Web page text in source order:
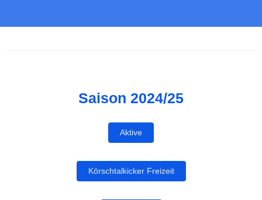
Saison 2024/25
Aktive
Körschtalkicker Freizeit